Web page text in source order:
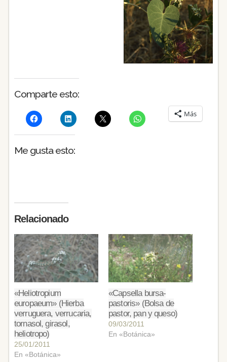
Comparte esto:
Más
Me gusta esto:
Relacionado
«Heliotropium
europaeum» (Hierba
verruguera, verrucaria,
tornasol, girasol,
heliotropo)
25/01/2011
En «Botánica»
«Capsella bursa-
pastoris» (Bolsa de
pastor, pan y queso)
09/03/2011
En «Botánica»